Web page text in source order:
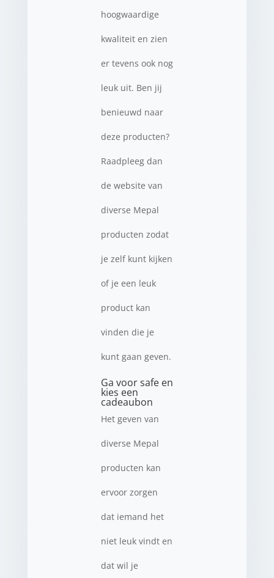
hoogwaardige
kwaliteit en zien
er tevens ook nog
leuk uit. Ben jij
benieuwd naar
deze producten?
Raadpleeg dan
de website van
diverse Mepal
producten zodat
je zelf kunt kijken
of je een leuk
product kan
vinden die je
kunt gaan geven.
Ga voor safe en
kies een
cadeaubon
Het geven van
diverse Mepal
producten kan
ervoor zorgen
dat iemand het
niet leuk vindt en
dat wil je